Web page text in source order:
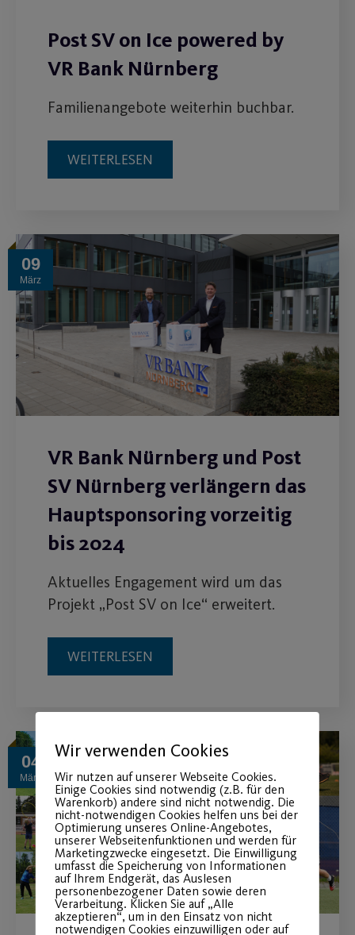
Post SV on Ice powered by
VR Bank Nürnberg
Familienangebote weiterhin buchbar.
WEITERLESEN
09
März
VR Bank Nürnberg und Post
SV Nürnberg verlängern das
Hauptsponsoring vorzeitig
bis 2024
Aktuelles Engagement wird um das
Projekt „Post SV on Ice“ erweitert.
WEITERLESEN
04
März
Wir verwenden Cookies
Wir nutzen auf unserer Webseite Cookies.
Einige Cookies sind notwendig (z.B. für den
Warenkorb) andere sind nicht notwendig. Die
nicht-notwendigen Cookies helfen uns bei der
Optimierung unseres Online-Angebotes,
unserer Webseitenfunktionen und werden für
Marketingzwecke eingesetzt. Die Einwilligung
umfasst die Speicherung von Informationen
auf Ihrem Endgerät, das Auslesen
personenbezogener Daten sowie deren
Verarbeitung. Klicken Sie auf „Alle
akzeptieren“, um in den Einsatz von nicht
notwendigen Cookies einzuwilligen oder auf